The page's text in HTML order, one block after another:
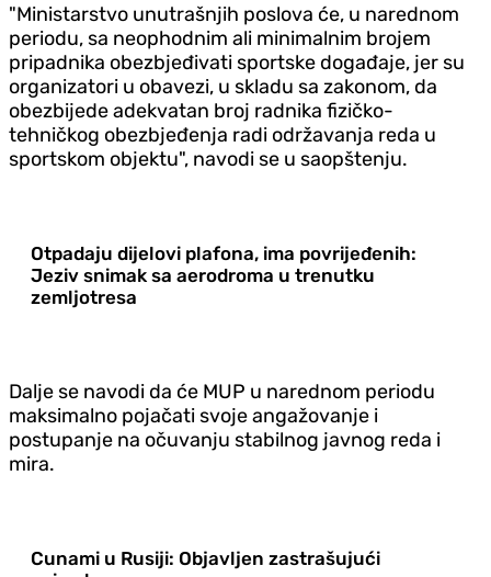
"Ministarstvo unutrašnjih poslova će, u narednom
periodu, sa neophodnim ali minimalnim brojem
pripadnika obezbjeđivati sportske događaje, jer su
organizatori u obavezi, u skladu sa zakonom, da
obezbijede adekvatan broj radnika fizičko-
tehničkog obezbjeđenja radi održavanja reda u
sportskom objektu", navodi se u saopštenju.
Otpadaju dijelovi plafona, ima povrijeđenih:
Jeziv snimak sa aerodroma u trenutku
zemljotresa
Dalje se navodi da će MUP u narednom periodu
maksimalno pojačati svoje angažovanje i
postupanje na očuvanju stabilnog javnog reda i
mira.
Cunami u Rusiji: Objavljen zastrašujući